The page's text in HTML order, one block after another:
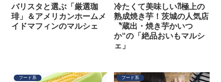
バリスタと選ぶ「厳選珈
琲」＆アメリカンホームメ
イドマフィンのマルシェ
冷たくて美味しい⁈極上の
熟成焼き芋！茨城の人気店
〝蔵出・焼き芋かいつ
か“の「絶品おいもマルシ
ェ」
フード系 フード系